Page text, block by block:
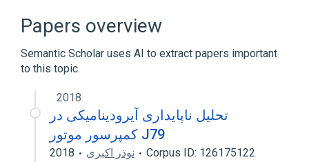
Papers overview
Semantic Scholar uses AI to extract papers important
to this topic.
2018
تحلیل ناپایداری آیرودینامیکی در
کمپرسور موتور J79
نوذر اکبری 2018
Corpus ID: 126175122